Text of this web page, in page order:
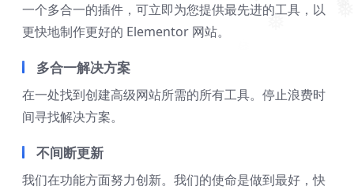
❅ ❅
一个多合一的插件，可立即为您提供最先进的工具，以
更快地制作更好的 Elementor 网站。
多合一解决方案
在一处找到创建高级网站所需的所有工具。停止浪费时
间寻找解决方案。
不间断更新
我们在功能方面努力创新。我们的使命是做到最好，快